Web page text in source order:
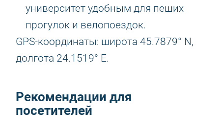
университет удобным для пеших
прогулок и велопоездок.
GPS-координаты: широта 45.7879° N,
долгота 24.1519° E.
Рекомендации для
посетителей